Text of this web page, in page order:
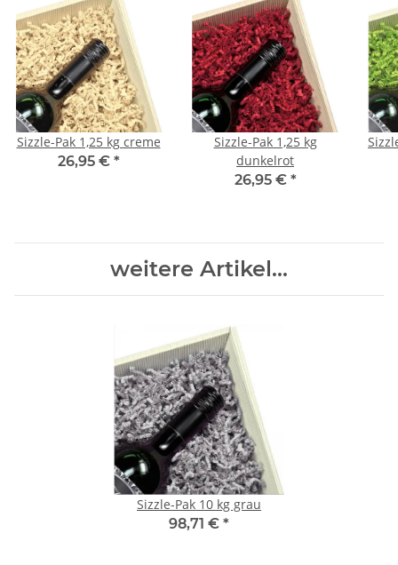
Sizzle-Pak 1,25 kg creme
26,95 € *
Sizzle-Pak 1,25 kg
dunkelrot
26,95 € *
weitere Artikel...
Sizzle-Pak 10 kg grau
98,71 € *